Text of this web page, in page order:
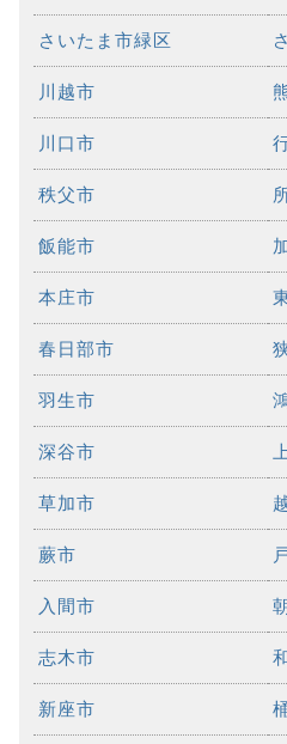
さいたま市緑区
川越市
川口市
秩父市
飯能市
本庄市
春日部市
羽生市
深谷市
草加市
蕨市
入間市
志木市
新座市